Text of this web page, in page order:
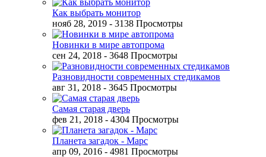
Как выбрать монитор
нояб 28, 2019 - 3138 Просмотры
Новинки в мире автопрома
сен 24, 2018 - 3648 Просмотры
Разновидности современных стедикамов
авг 31, 2018 - 3645 Просмотры
Самая старая дверь
фев 21, 2018 - 4304 Просмотры
Планета загадок - Марс
апр 09, 2016 - 4981 Просмотры